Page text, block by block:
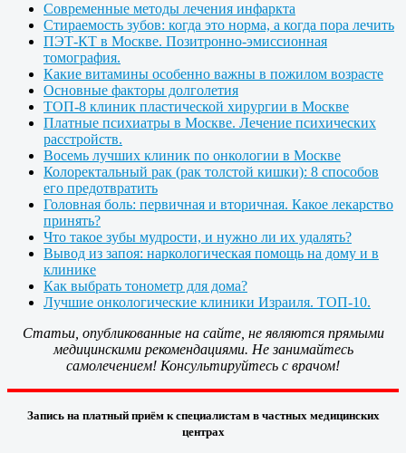
Современные методы лечения инфаркта
Стираемость зубов: когда это норма, а когда пора лечить
ПЭТ-КТ в Москве. Позитронно-эмиссионная
томография.
Какие витамины особенно важны в пожилом возрасте
Основные факторы долголетия
ТОП-8 клиник пластической хирургии в Москве
Платные психиатры в Москве. Лечение психических
расстройств.
Восемь лучших клиник по онкологии в Москве
Колоректальный рак (рак толстой кишки): 8 способов
его предотвратить
Головная боль: первичная и вторичная. Какое лекарство
принять?
Что такое зубы мудрости, и нужно ли их удалять?
Вывод из запоя: наркологическая помощь на дому и в
клинике
Как выбрать тонометр для дома?
Лучшие онкологические клиники Израиля. ТОП-10.
Статьи, опубликованные на сайте, не являются прямыми
медицинскими рекомендациями. Не занимайтесь
самолечением! Консультируйтесь с врачом!
Запись на платный приём к специалистам в частных медицинских
центрах